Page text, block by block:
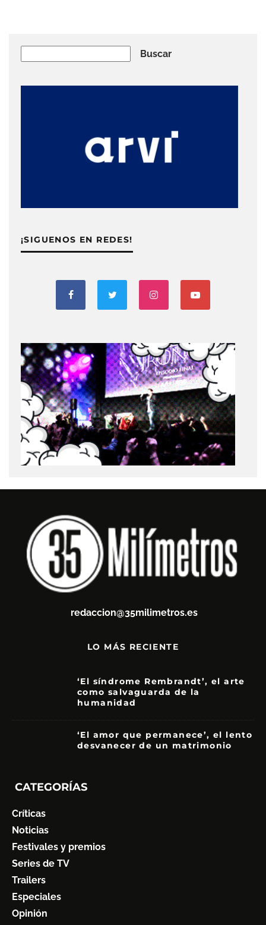
Buscar
¡SIGUENOS EN REDES!
redaccion@35milimetros.es
LO MÁS RECIENTE
‘El síndrome Rembrandt’, el arte
como salvaguarda de la
humanidad
‘El amor que permanece’, el lento
desvanecer de un matrimonio
CATEGORÍAS
Críticas
Noticias
Festivales y premios
Series de TV
Trailers
Especiales
Opinión